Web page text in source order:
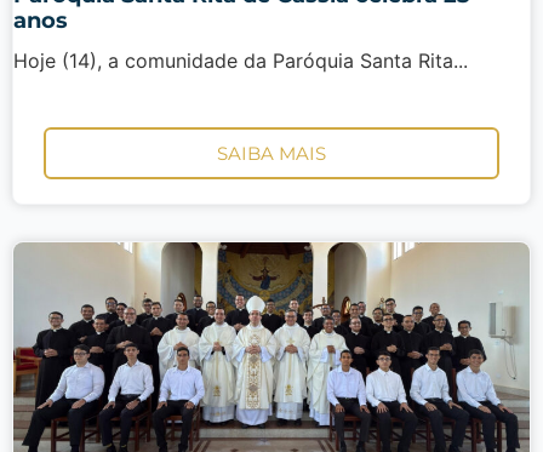
anos
Hoje (14), a comunidade da Paróquia Santa Rita...
SAIBA MAIS